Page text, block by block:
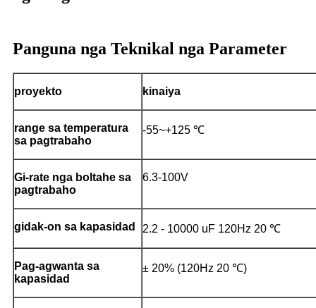
Panguna nga Teknikal nga Parameter
proyekto kinaiya
range sa temperatura
sa pagtrabaho
-55~+125 ℃
Gi-rate nga boltahe sa
pagtrabaho
6.3-100V
gidak-on sa kapasidad 2.2 - 10000 uF 120Hz 20 ℃
Pag-agwanta sa
kapasidad
± 20% (120Hz 20 ℃)